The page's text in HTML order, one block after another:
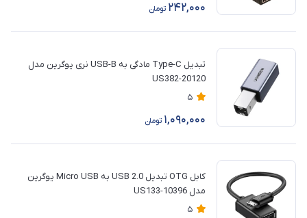
242,000 تومان
تبدیل Type-C مادگی به USB-B نری یوگرین مدل
US382-20120
5
1,090,000 تومان
کابل OTG تبدیل USB 2.0 به Micro USB یوگرین
مدل 10396-US133
5